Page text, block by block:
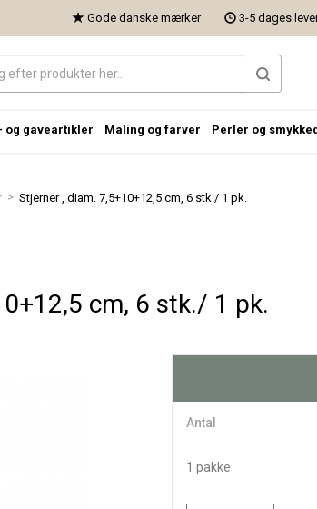
> Stjerner , diam. 7,5+10+12,5 cm, 6 stk./ 1 pk.
cm, 6 stk./ 1 pk.
Antal
1 pakke
Gode danske mærker 3-5 dages
og gaveartikler Maling og farver Perler og